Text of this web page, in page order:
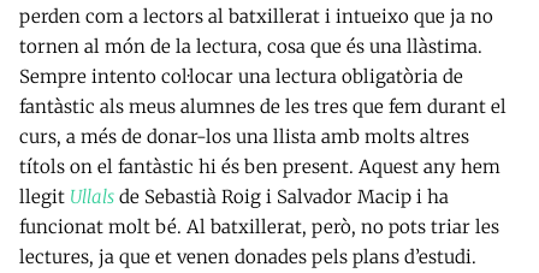
perden com a lectors al batxillerat i intueixo que ja no
tornen al món de la lectura, cosa que és una llàstima.
Sempre intento col·locar una lectura obligatòria de
fantàstic als meus alumnes de les tres que fem durant el
curs, a més de donar-los una llista amb molts altres
títols on el fantàstic hi és ben present. Aquest any hem
llegit Ullals de Sebastià Roig i Salvador Macip i ha
funcionat molt bé. Al batxillerat, però, no pots triar les
lectures, ja que et venen donades pels plans d’estudi.